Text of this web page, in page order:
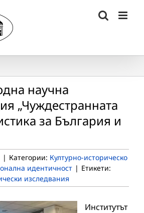
научна
„Чуждестранната
за България и
| Категории: Културно-историческо
идентичност | Етикети:
изследвания
Институтът